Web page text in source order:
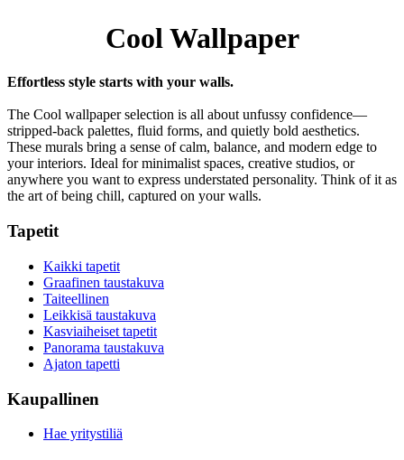
Cool Wallpaper
Effortless style starts with your walls.
The Cool wallpaper selection is all about unfussy confidence—
stripped-back palettes, fluid forms, and quietly bold aesthetics.
These murals bring a sense of calm, balance, and modern edge to
your interiors. Ideal for minimalist spaces, creative studios, or
anywhere you want to express understated personality. Think of it as
the art of being chill, captured on your walls.
Tapetit
Kaikki tapetit
Graafinen taustakuva
Taiteellinen
Leikkisä taustakuva
Kasviaiheiset tapetit
Panorama taustakuva
Ajaton tapetti
Kaupallinen
Hae yritystiliä